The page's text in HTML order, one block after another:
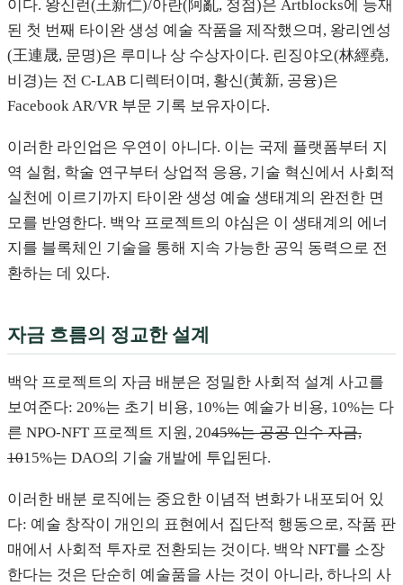
이다. 왕신런(王新仁)/아란(阿亂, 정점)은 Artblocks에 등재
된 첫 번째 타이완 생성 예술 작품을 제작했으며, 왕리엔성
(王連晟, 문명)은 루미나 상 수상자이다. 린징야오(林經堯,
비경)는 전 C-LAB 디렉터이며, 황신(黃新, 공융)은
Facebook AR/VR 부문 기록 보유자이다.
이러한 라인업은 우연이 아니다. 이는 국제 플랫폼부터 지
역 실험, 학술 연구부터 상업적 응용, 기술 혁신에서 사회적
실천에 이르기까지 타이완 생성 예술 생태계의 완전한 면
모를 반영한다. 백악 프로젝트의 야심은 이 생태계의 에너
지를 블록체인 기술을 통해 지속 가능한 공익 동력으로 전
환하는 데 있다.
자금 흐름의 정교한 설계
백악 프로젝트의 자금 배분은 정밀한 사회적 설계 사고를
보여준다: 20%는 초기 비용, 10%는 예술가 비용, 10%는 다
른 NPO-NFT 프로젝트 지원, 2045%는 공공 인수 자금,
1015%는 DAO의 기술 개발에 투입된다.
이러한 배분 로직에는 중요한 이념적 변화가 내포되어 있
다: 예술 창작이 개인의 표현에서 집단적 행동으로, 작품 판
매에서 사회적 투자로 전환되는 것이다. 백악 NFT를 소장
한다는 것은 단순히 예술품을 사는 것이 아니라, 하나의 사